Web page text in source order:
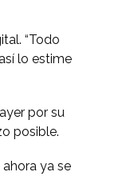
“Todo
lo estime
por su
posible.
ya se